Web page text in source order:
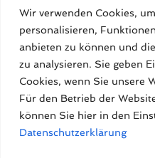
Wir verwenden Cookies,
personalisieren,
anbieten zu können und
zu analysieren. Sie geben
Cookies, wenn Sie unsere
Für den Betrieb der
können Sie hier in den
Datenschutzerklärung